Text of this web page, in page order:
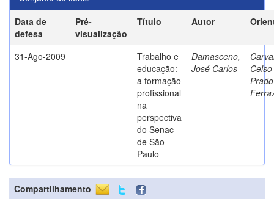
Data de
defesa
Pré-
visualização
Título Autor
31-Ago-2009
Trabalho e
educação:
a formação
profissional
na
perspectiva
do Senac
de São
Paulo
Damasceno,
José Carlos
Prado
Compartilhamento